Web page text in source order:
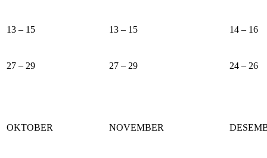
13 – 15 13 – 15 14 – 16
27 – 29 27 – 29 24 – 26
OKTOBER NOVEMBER